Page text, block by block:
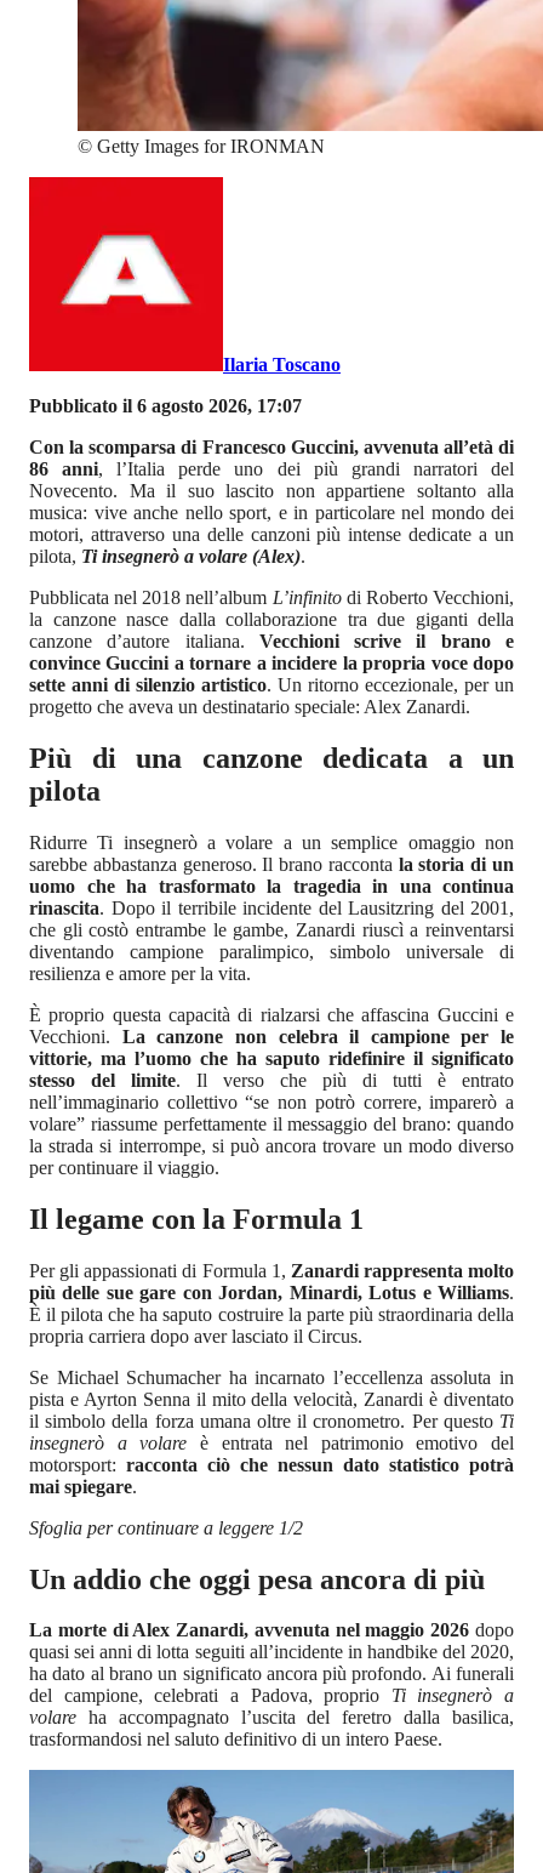
© Getty Images for IRONMAN
Ilaria Toscano
Pubblicato il 6 agosto 2026, 17:07
Con la scomparsa di Francesco Guccini, avvenuta all’età di
86 anni, l’Italia perde uno dei più grandi narratori del
Novecento. Ma il suo lascito non appartiene soltanto alla
musica: vive anche nello sport, e in particolare nel mondo dei
motori, attraverso una delle canzoni più intense dedicate a un
pilota, Ti insegnerò a volare (Alex).
Pubblicata nel 2018 nell’album L’infinitodi Roberto Vecchioni,
la canzone nasce dalla collaborazione tra due giganti della
canzone d’autore italiana. Vecchioni scrive il brano e
convince Guccini a tornare a incidere la propria voce dopo
sette anni di silenzio artistico. Un ritorno eccezionale, per un
progetto che aveva un destinatario speciale: Alex Zanardi.
Più di una canzone dedicata a un
pilota
Ridurre Ti insegnerò a volare a un semplice omaggio non
sarebbe abbastanza generoso. Il brano racconta la storia di un
uomo che ha trasformato la tragedia in una continua
rinascita. Dopo il terribile incidente del Lausitzring del 2001,
che gli costò entrambe le gambe, Zanardi riuscì a reinventarsi
diventando campione paralimpico, simbolo universale di
resilienza e amore per la vita.
È proprio questa capacità di rialzarsi che affascina Guccini e
Vecchioni. La canzone non celebra il campione per le
vittorie, ma l’uomo che ha saputo ridefinire il significato
stesso del limite. Il verso che più di tutti è entrato
nell’immaginario collettivo “se non potrò correre, imparerò a
volare” riassume perfettamente il messaggio del brano: quando
la strada si interrompe, si può ancora trovare un modo diverso
per continuare il viaggio.
Il legame con la Formula 1
Per gli appassionati di Formula 1, Zanardi rappresenta molto
più delle sue gare con Jordan, Minardi, Lotus e Williams.
È il pilota che ha saputo costruire la parte più straordinaria della
propria carriera dopo aver lasciato il Circus.
Se Michael Schumacher ha incarnato l’eccellenza assoluta in
pista e Ayrton Senna il mito della velocità, Zanardi è diventato
il simbolo della forza umana oltre il cronometro. Per questo Ti
insegnerò a volare è entrata nel patrimonio emotivo del
motorsport: racconta ciò che nessun dato statistico potrà
mai spiegare.
Sfoglia per continuare a leggere 1/2
Un addio che oggi pesa ancora di più
La morte di Alex Zanardi, avvenuta nel maggio 2026 dopo
quasi sei anni di lotta seguiti all’incidente in handbike del 2020,
ha dato al brano un significato ancora più profondo. Ai funerali
del campione, celebrati a Padova, proprio Ti insegnerò a
volare ha accompagnato l’uscita del feretro dalla basilica,
trasformandosi nel saluto definitivo di un intero Paese.